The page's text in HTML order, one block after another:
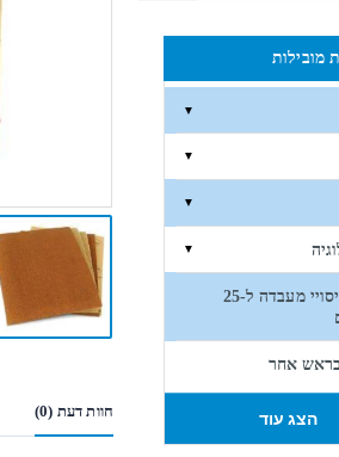
חוות דעת (0)
מובילות
▼
▼
▼
▼
ערכות ניסויי מעבדה ל-25
בראש אחר
הצג עוד